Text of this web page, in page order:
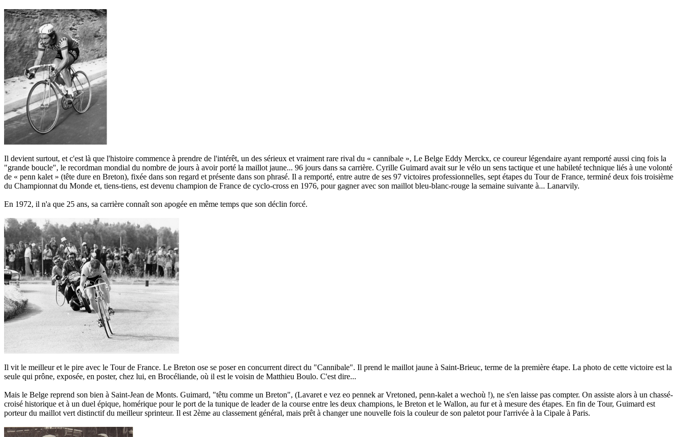
Il devient surtout, et c'est là que l'histoire commence à prendre de l'intérêt, un des sérieux et vraiment rare rival du « cannibale », Le Belge Eddy Merckx, ce coureur légendaire ayant remporté aussi cinq fois la
"grande boucle", le recordman mondial du nombre de jours à avoir porté la maillot jaune... 96 jours dans sa carrière. Cyrille Guimard avait sur le vélo un sens tactique et une habileté technique liés à une volonté
de « penn kalet » (tête dure en Breton), fixée dans son regard et présente dans son phrasé. Il a remporté, entre autre de ses 97 victoires professionnelles, sept étapes du Tour de France, terminé deux fois troisième
du Championnat du Monde et, tiens-tiens, est devenu champion de France de cyclo-cross en 1976, pour gagner avec son maillot bleu-blanc-rouge la semaine suivante à... Lanarvily.
En 1972, il n'a que 25 ans, sa carrière connaît son apogée en même temps que son déclin forcé.
Il vit le meilleur et le pire avec le Tour de France. Le Breton ose se poser en concurrent direct du "Cannibale". Il prend le maillot jaune à Saint-Brieuc, terme de la première étape. La photo de cette victoire est la
seule qui prône, exposée, en poster, chez lui, en Brocéliande, où il est le voisin de Matthieu Boulo. C'est dire...
Mais le Belge reprend son bien à Saint-Jean de Monts. Guimard, "têtu comme un Breton", (Lavaret e vez eo pennek ar Vretoned, penn-kalet a wechoù !), ne s'en laisse pas compter. On assiste alors à un chassé-
croisé historique et à un duel épique, homérique pour le port de la tunique de leader de la course entre les deux champions, le Breton et le Wallon, au fur et à mesure des étapes. En fin de Tour, Guimard est
porteur du maillot vert distinctif du meilleur sprinteur. Il est 2ème au classement général, mais prêt à changer une nouvelle fois la couleur de son paletot pour l'arrivée à la Cipale à Paris.